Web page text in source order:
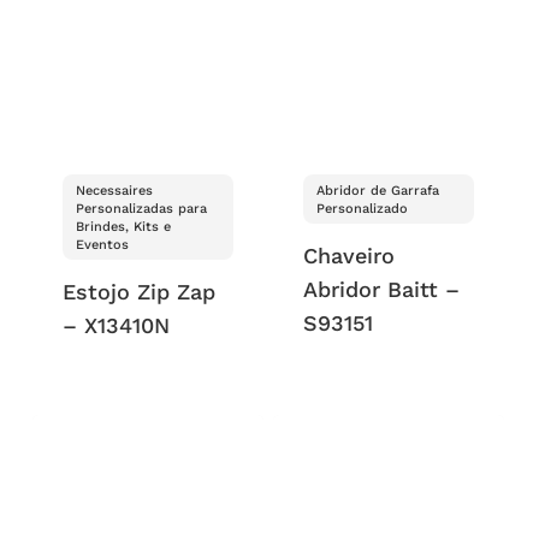
Necessaires
Personalizadas para
Brindes, Kits e
Eventos
Estojo Zip Zap
– X13410N
Abridor de Garrafa
Personalizado
Chaveiro
Abridor Baitt –
S93151